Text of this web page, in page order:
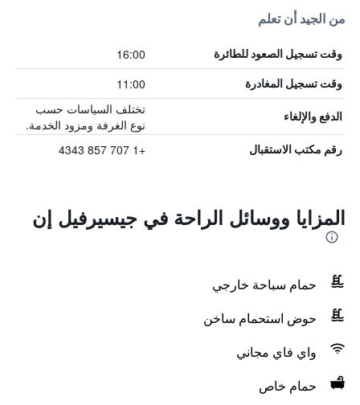
من الجيد أن تعلم
وقت تسجيل الصعود للطائرة 16:00
وقت تسجيل المغادرة 11:00
الدفع والإلغاء
تختلف السياسات حسب
نوع الغرفة ومزود الخدمة.
رقم مكتب الاستقبال +1 707 857 4343
المزايا ووسائل الراحة في جيسيرفيل إن
حمام سباحة خارجي
حوض استحمام ساخن
واي فاي مجاني
حمام خاص